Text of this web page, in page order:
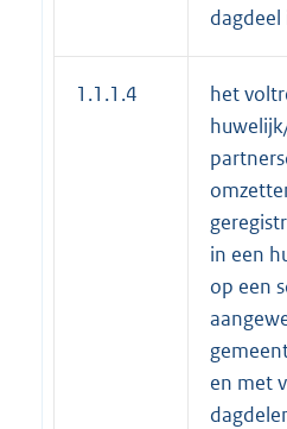
1.1.1.4
het
in een
op een
en met